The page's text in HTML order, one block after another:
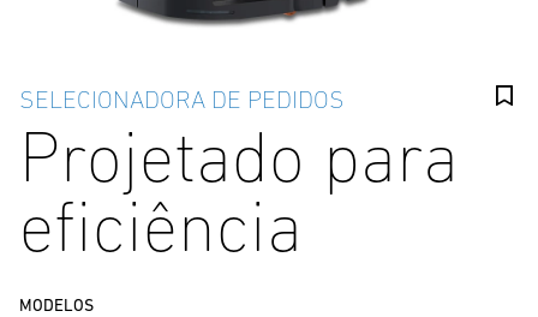
SELECIONADORA DE PEDIDOS
Projetado para
eficiência
MODELOS